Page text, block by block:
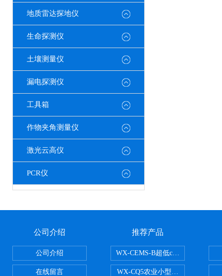
地质雷达探地仪
生命探测仪
土壤测量仪
漏电探测仪
工具箱
作物夹角测量仪
激光云高仪
PCR仪
公司介绍
公司介绍
在线留言
推荐产品
WX-CEMS-B超低cems烟气监测系
WX-CQ5农业小型气象站